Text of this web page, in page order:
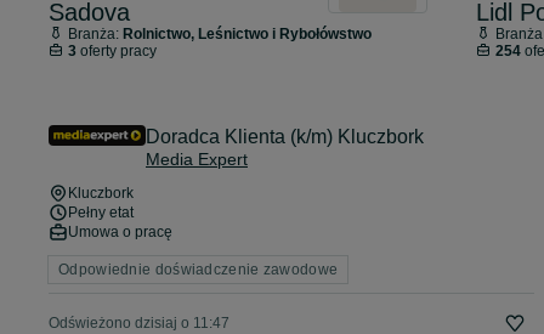
Sadova
Branża: Rolnictwo, Leśnictwo i Rybołówstwo
3oferty pracy
Lidl
254
Doradca Klienta (k/m) Kluczbork
Media Expert
Kluczbork
Pełny etat
Umowa o pracę
Odpowiednie doświadczenie zawodowe
Odświeżono dzisiaj o 11:47